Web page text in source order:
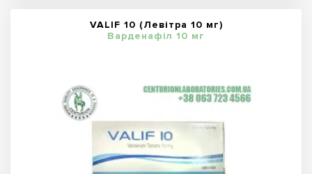
VALIF 10 (Левітра 10 мг)
Варденафіл 10 мг